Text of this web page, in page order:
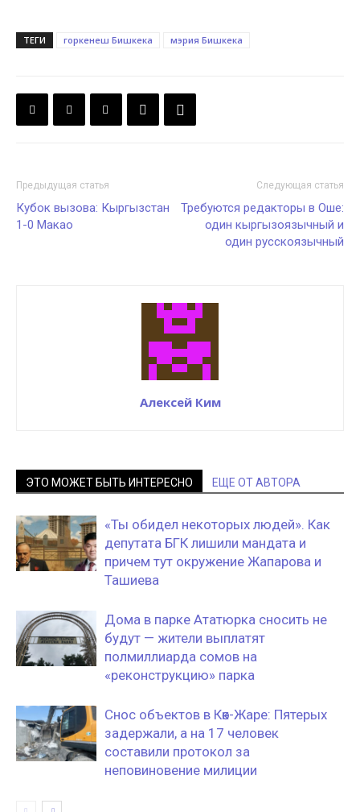
ТЕГИ горкенеш Бишкека мэрия Бишкека
Предыдущая статья
Кубок вызова: Кыргызстан
1-0 Макао
Следующая статья
Требуются редакторы в Оше:
один кыргызоязычный и
один русскоязычный
Алексей Ким
ЭТО МОЖЕТ БЫТЬ ИНТЕРЕСНО ЕЩЕ ОТ АВТОРА
«Ты обидел некоторых людей». Как
депутата БГК лишили мандата и
причем тут окружение Жапарова и
Ташиева
Дома в парке Ататюрка сносить не
будут — жители выплатят
полмиллиарда сомов на
«реконструкцию» парка
Снос объектов в Көк-Жаре: Пятерых
задержали, а на 17 человек
составили протокол за
неповиновение милиции